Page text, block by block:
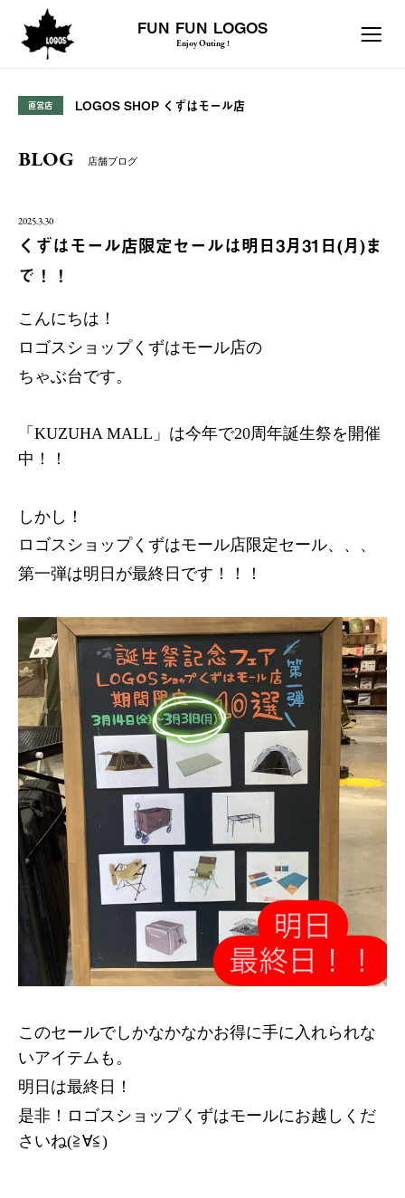
FUN FUN LOGOS
Enjoy Outing !
直営店 LOGOS SHOP くずはモール店
BLOG 店舗ブログ
2025.3.30
くずはモール店限定セールは明日3月31日(月)ま
で！！
こんにちは！
ロゴスショップくずはモール店の
ちゃぶ台です。
「KUZUHA MALL」は今年で20周年誕生祭を開催
中！！
しかし！
ロゴスショップくずはモール店限定セール、、、
第一弾は明日が最終日です！！！
このセールでしかなかなかお得に手に入れられな
いアイテムも。
明日は最終日！
是非！ロゴスショップくずはモールにお越しくだ
さいね(≧∀≦)